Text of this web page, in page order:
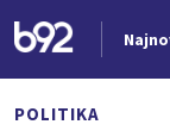
POLITIKA